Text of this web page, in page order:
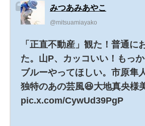
みつあみあやこ
@mitsuamiayako
「正直不動産」観た！普通に
た。山P、カッコいい！もっ
ブルーやってほしい。市原隼
独特のあの芸風😆大地真央様
pic.x.com/CywUd39PgP